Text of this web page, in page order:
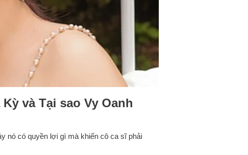
và Tại sao Vy Oanh
nó có quyền lợi gì mà khiến cô ca sĩ phải